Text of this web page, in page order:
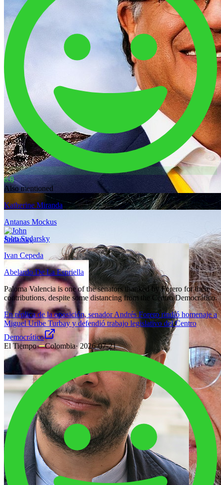
6.0
Also mentioned
Katherine Miranda
Antanas Mockus
John Sudarsky
Ivan Cepeda
Abelardo De La Espriella
Paloma Valencia is one of the senators thanked by Forero for their
contributions, despite some distancing from the Centro Democrático.
En réplica de la oposición, senador Andrés Forero rindió homenaje a
Miguel Uribe Turbay y defendió trabajo legislativo del Centro
Democrático
El Tiempo· Colombia·2026-07-21